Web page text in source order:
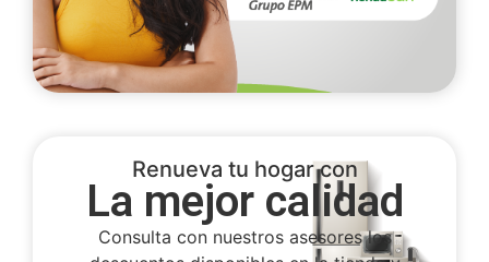
Renueva tu hogar con
La mejor calidad
Consulta con nuestros asesores los